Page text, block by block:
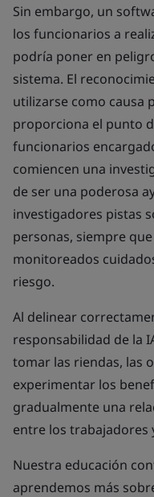
Sin embargo, un
los funcionarios a
podría poner en
sistema. El
utilizarse como causa
proporciona el punto
funcionarios
comiencen una
de ser una poderosa
investigadores pistas
personas, siempre
monitoreados
riesgo.
Al delinear
responsabilidad de la
tomar las riendas, las
experimentar los
gradualmente una
entre los trabajadores
Nuestra educación
aprendemos más